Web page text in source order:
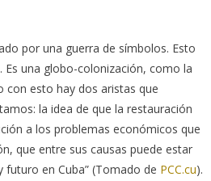
por una guerra de símbolos. Esto
una globo-colonización, como la
con esto hay dos aristas que
la idea de que la restauración
a los problemas económicos que
que entre sus causas puede estar
futuro en Cuba” (Tomado de PCC.cu).